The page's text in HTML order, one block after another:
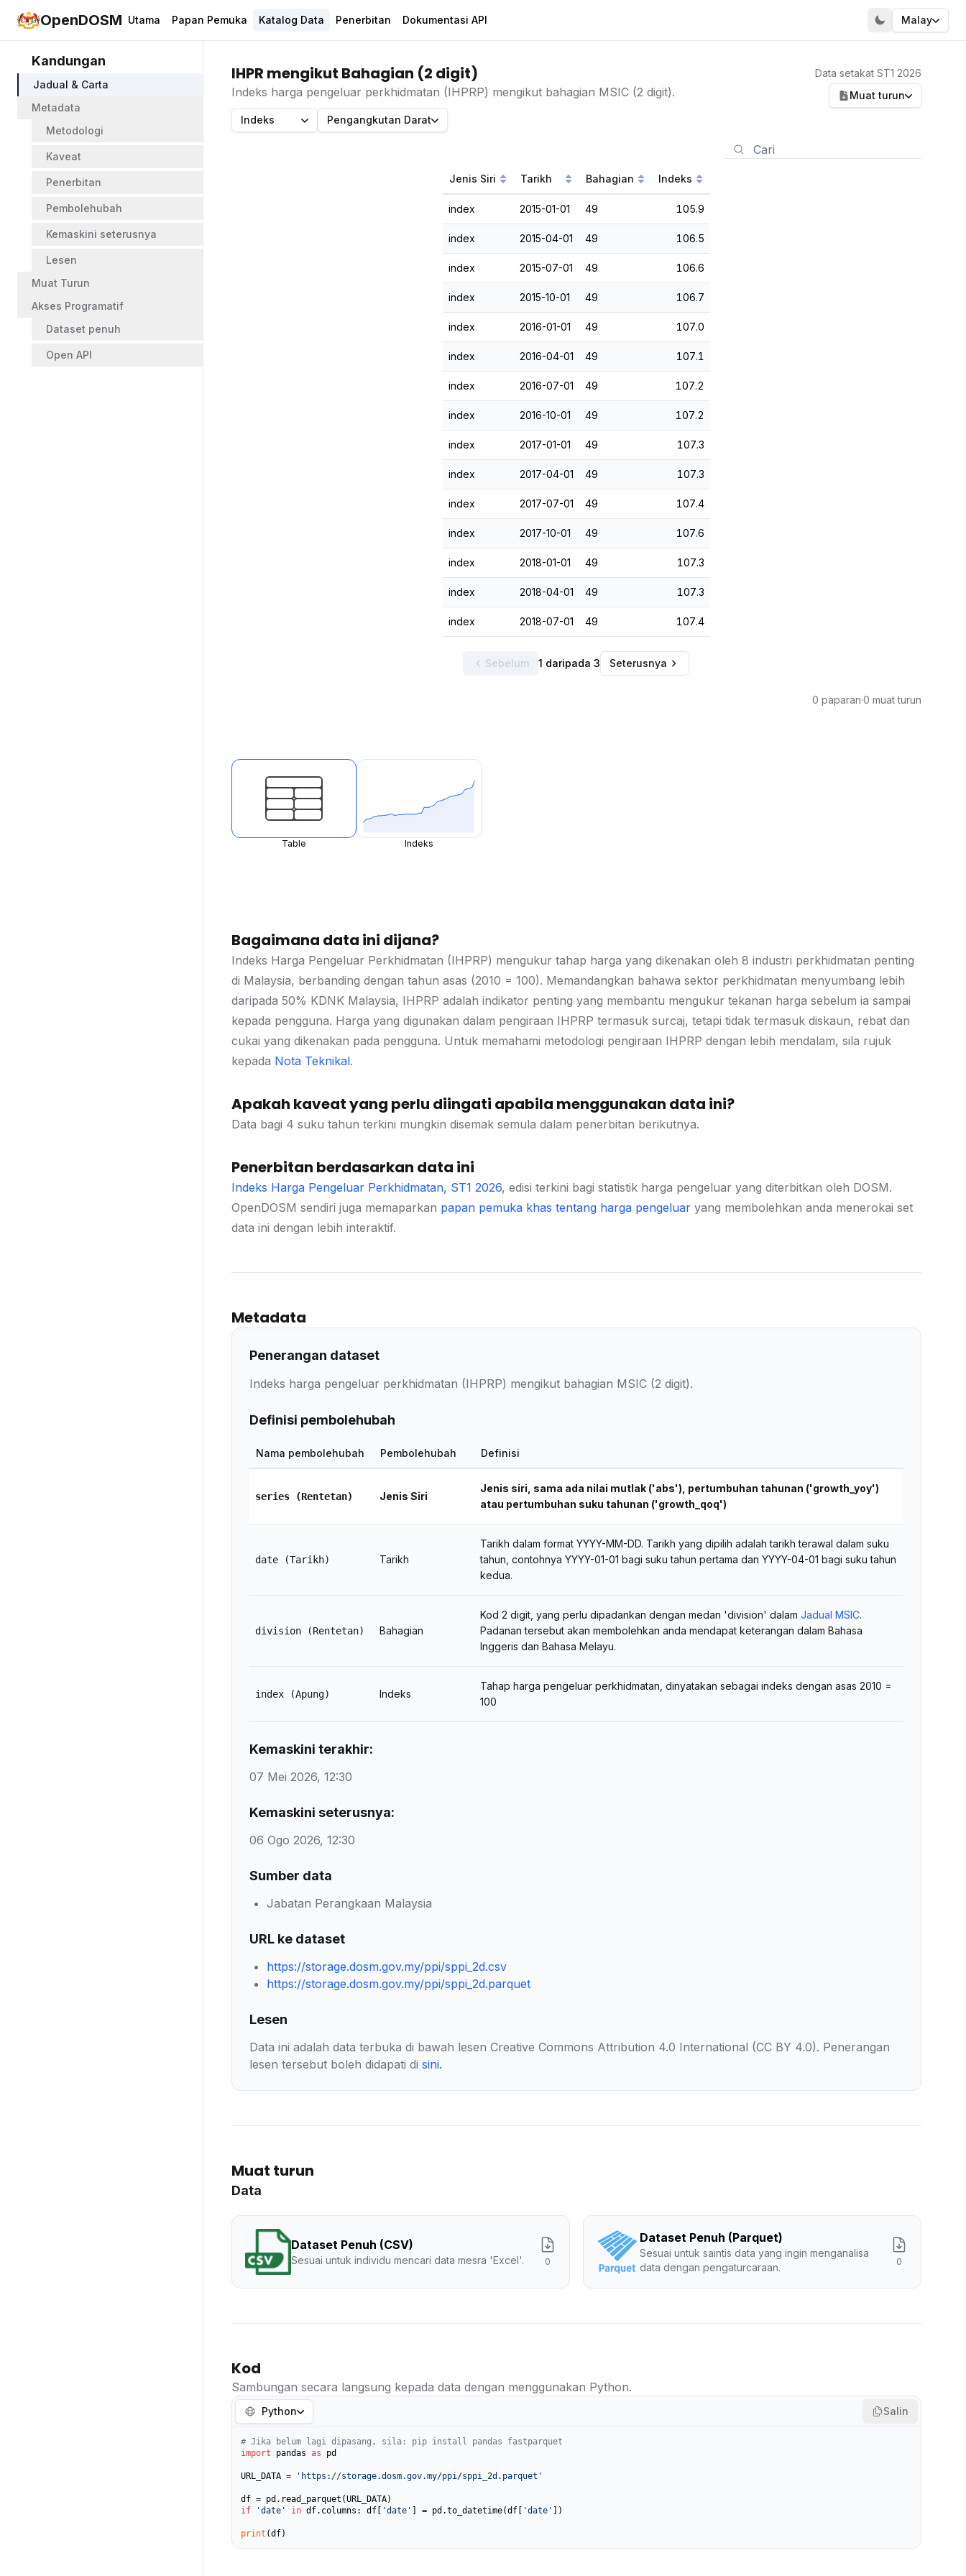
OpenDOSM Utama Papan Pemuka Katalog Data Penerbitan Dokumentasi API Malay
Kandungan
Jadual & Carta
Metadata
Metodologi
Kaveat
Penerbitan
Pembolehubah
Kemaskini seterusnya
Lesen
Muat Turun
Akses Programatif
Dataset penuh
Open API
IHPR mengikut Bahagian (2 digit) Data setakat ST1 2026
Indeks harga pengeluar perkhidmatan (IHPRP) mengikut bahagian MSIC (2 digit).
Muat turun
Indeks
Pengangkutan Darat
Jenis Siri Tarikh Bahagian Indeks
index 2015-01-01 49 105.9
index 2015-04-01 49 106.5
index 2015-07-01 49 106.6
index 2015-10-01 49 106.7
index 2016-01-01 49 107.0
index 2016-04-01 49 107.1
index 2016-07-01 49 107.2
index 2016-10-01 49 107.2
index 2017-01-01 49 107.3
index 2017-04-01 49 107.3
index 2017-07-01 49 107.4
index 2017-10-01 49 107.6
index 2018-01-01 49 107.3
index 2018-04-01 49 107.3
index 2018-07-01 49 107.4
Sebelum 1 daripada 3 Seterusnya
0 paparan·0 muat turun
Table Indeks
Bagaimana data ini dijana?
Indeks Harga Pengeluar Perkhidmatan (IHPRP) mengukur tahap harga yang dikenakan oleh 8 industri perkhidmatan penting
di Malaysia, berbanding dengan tahun asas (2010 = 100). Memandangkan bahawa sektor perkhidmatan menyumbang lebih
daripada 50% KDNK Malaysia, IHPRP adalah indikator penting yang membantu mengukur tekanan harga sebelum ia sampai
kepada pengguna. Harga yang digunakan dalam pengiraan IHPRP termasuk surcaj, tetapi tidak termasuk diskaun, rebat dan
cukai yang dikenakan pada pengguna. Untuk memahami metodologi pengiraan IHPRP dengan lebih mendalam, sila rujuk
kepada Nota Teknikal.
Apakah kaveat yang perlu diingati apabila menggunakan data ini?
Data bagi 4 suku tahun terkini mungkin disemak semula dalam penerbitan berikutnya.
Penerbitan berdasarkan data ini
Indeks Harga Pengeluar Perkhidmatan, ST1 2026, edisi terkini bagi statistik harga pengeluar yang diterbitkan oleh DOSM.
OpenDOSM sendiri juga memaparkan papan pemuka khas tentang harga pengeluaryang membolehkan anda menerokai set
data ini dengan lebih interaktif.
Metadata
Penerangan dataset
Indeks harga pengeluar perkhidmatan (IHPRP) mengikut bahagian MSIC (2 digit).
Definisi pembolehubah
Nama pembolehubah Pembolehubah Definisi
series (Rentetan) Jenis Siri
Jenis siri, sama ada nilai mutlak ('abs'), pertumbuhan tahunan ('growth_yoy')
atau pertumbuhan suku tahunan ('growth_qoq')
date (Tarikh) Tarikh
Tarikh dalam format YYYY-MM-DD. Tarikh yang dipilih adalah tarikh terawal dalam suku
tahun, contohnya YYYY-01-01 bagi suku tahun pertama dan YYYY-04-01 bagi suku tahun
kedua.
division (Rentetan) Bahagian
Kod 2 digit, yang perlu dipadankan dengan medan 'division' dalam Jadual MSIC.
Padanan tersebut akan membolehkan anda mendapat keterangan dalam Bahasa
Inggeris dan Bahasa Melayu.
index (Apung) Indeks
Tahap harga pengeluar perkhidmatan, dinyatakan sebagai indeks dengan asas 2010 =
100
Kemaskini terakhir:
07 Mei 2026, 12:30
Kemaskini seterusnya:
06 Ogo 2026, 12:30
Sumber data
Jabatan Perangkaan Malaysia
URL ke dataset
https://storage.dosm.gov.my/ppi/sppi_2d.csv
https://storage.dosm.gov.my/ppi/sppi_2d.parquet
Lesen
Data ini adalah data terbuka di bawah lesen Creative Commons Attribution 4.0 International (CC BY 4.0). Penerangan
lesen tersebut boleh didapati di sini.
Muat turun
Data
Dataset Penuh (CSV)
Sesuai untuk individu mencari data mesra 'Excel'. 0
Dataset Penuh (Parquet)
Sesuai untuk saintis data yang ingin menganalisa
data dengan pengaturcaraan.
0
Kod
Sambungan secara langsung kepada data dengan menggunakan Python.
Python Salin
# Jika belum lagi dipasang, sila: pip install pandas fastparquet
import pandas as pd
URL_DATA = 'https://storage.dosm.gov.my/ppi/sppi_2d.parquet'
if
'date' in df.columns: df[ 'date' ] = pd.to_datetime(df[ 'date' ])
print (df)